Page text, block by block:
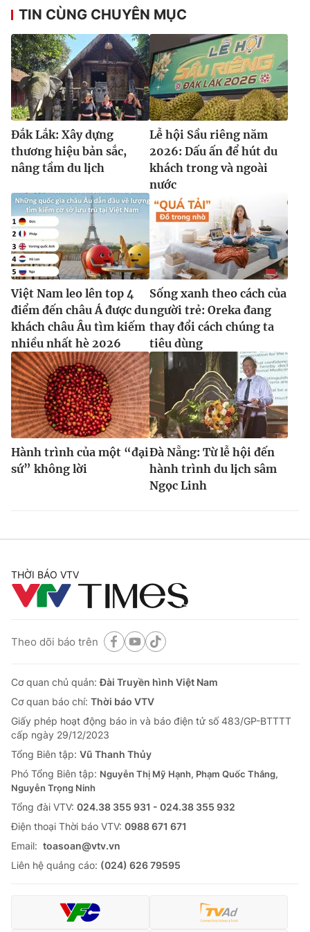
TIN CÙNG CHUYÊN MỤC
Đắk Lắk: Xây dựng
thương hiệu bản sắc,
nâng tầm du lịch
Lễ hội Sầu riêng năm
2026: Dấu ấn để hút du
khách trong và ngoài
nước
Việt Nam leo lên top 4
điểm đến châu Á được du
khách châu Âu tìm kiếm
nhiều nhất hè 2026
Sống xanh theo cách của
người trẻ: Oreka đang
thay đổi cách chúng ta
tiêu dùng
Hành trình của một “đại
sứ” không lời
Đà Nẵng: Từ lễ hội đến
hành trình du lịch sâm
Ngọc Linh
THỜI BÁO VTV
Theo dõi báo trên
Cơ quan chủ quản:Đài Truyền hình Việt Nam
Cơ quan báo chí: Thời báo VTV
Giấy phép hoạt động báo in và báo điện tử số 483/GP-BTTTT
cấp ngày 29/12/2023
Tổng Biên tập: Vũ Thanh Thủy
Phó Tổng Biên tập: Nguyễn Thị Mỹ Hạnh, Phạm Quốc Thắng,
Nguyễn Trọng Ninh
Tổng đài VTV: 024.38 355 931 - 024.38 355 932
Ðiện thoại Thời báo VTV: 0988 671 671
Email: toasoan@vtv.vn
Liên hệ quảng cáo: (024) 626 79595